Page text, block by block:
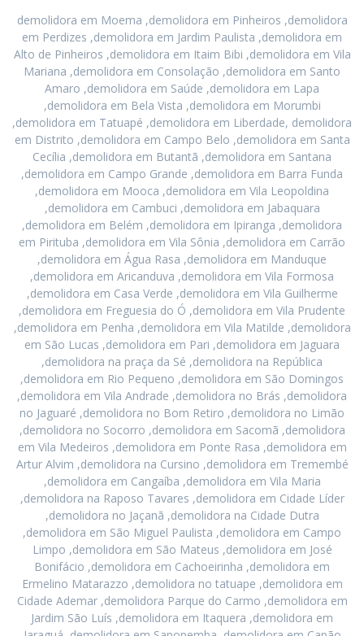
demolidora em Moema ,demolidora em Pinheiros ,demolidora
em Perdizes ,demolidora em Jardim Paulista ,demolidora em
Alto de Pinheiros ,demolidora em Itaim Bibi ,demolidora em Vila
Mariana ,demolidora em Consolação ,demolidora em Santo
Amaro ,demolidora em Saúde ,demolidora em Lapa
,demolidora em Bela Vista ,demolidora em Morumbi
,demolidora em Tatuapé ,demolidora em Liberdade, demolidora
em Distrito ,demolidora em Campo Belo ,demolidora em Santa
Cecília ,demolidora em Butantã ,demolidora em Santana
,demolidora em Campo Grande ,demolidora em Barra Funda
,demolidora em Mooca ,demolidora em Vila Leopoldina
,demolidora em Cambuci ,demolidora em Jabaquara
,demolidora em Belém ,demolidora em Ipiranga ,demolidora
em Pirituba ,demolidora em Vila Sônia ,demolidora em Carrão
,demolidora em Água Rasa ,demolidora em Manduque
,demolidora em Aricanduva ,demolidora em Vila Formosa
,demolidora em Casa Verde ,demolidora em Vila Guilherme
,demolidora em Freguesia do Ó ,demolidora em Vila Prudente
,demolidora em Penha ,demolidora em Vila Matilde ,demolidora
em São Lucas ,demolidora em Pari ,demolidora em Jaguara
,demolidora na praça da Sé ,demolidora na República
,demolidora em Rio Pequeno ,demolidora em São Domingos
,demolidora em Vila Andrade ,demolidora no Brás ,demolidora
no Jaguaré ,demolidora no Bom Retiro ,demolidora no Limão
,demolidora no Socorro ,demolidora em Sacomã ,demolidora
em Vila Medeiros ,demolidora em Ponte Rasa ,demolidora em
Artur Alvim ,demolidora na Cursino ,demolidora em Tremembé
,demolidora em Cangaíba ,demolidora em Vila Maria
,demolidora na Raposo Tavares ,demolidora em Cidade Líder
,demolidora no Jaçanã ,demolidora na Cidade Dutra
,demolidora em São Miguel Paulista ,demolidora em Campo
Limpo ,demolidora em São Mateus ,demolidora em José
Bonifácio ,demolidora em Cachoeirinha ,demolidora em
Ermelino Matarazzo ,demolidora no tatuape ,demolidora em
Cidade Ademar ,demolidora Parque do Carmo ,demolidora em
Jardim São Luís ,demolidora em Itaquera ,demolidora em